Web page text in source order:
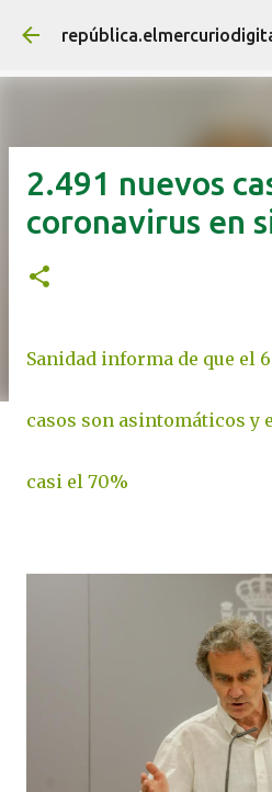
Ir al contenido
2.491 nuevos
coronavirus en
Sanidad informa de que el
casos son asintomáticos y
casi el 70%